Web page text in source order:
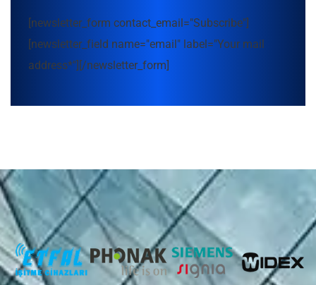
[newsletter_form contact_email="Subscribe"]
[newsletter_field name="email" label="Your mail
address*"][/newsletter_form]